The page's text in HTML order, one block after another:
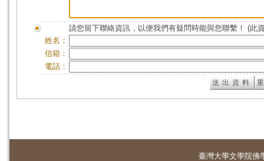
請您留下聯絡資訊，以便我們有疑問時能與您聯繫！ (此
姓名：
信箱：
電話：
臺灣大學文學院佛